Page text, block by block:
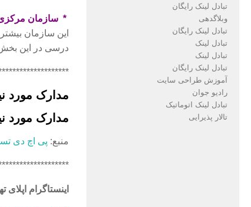
* سازمان مرکزی
این سازمان
درسی در این
مدارک مورد
مدارک مورد
منبع: پی اچ دی
اینستاگرام اپلای
تبادل لینک رایگان
وبلاگدهی
تبادل لینک رایگان
تبادل لینک
تبادل لینک
تبادل لینک رایگان
آموزش طراحی سایت
رادیو جوان
تبادل لینک اتوماتیک
تالار پذیرایی